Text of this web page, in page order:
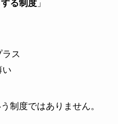
る制度」
ラス
い
制度ではありません。